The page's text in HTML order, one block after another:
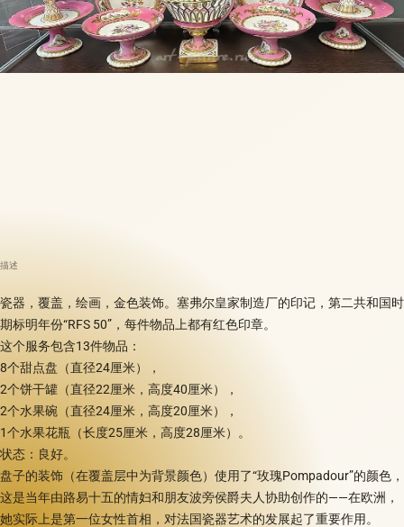
描述
瓷器，覆盖，绘画，金色装饰。塞弗尔皇家制造厂的印记，第二共和国时
期标明年份“RFS 50”，每件物品上都有红色印章。
这个服务包含13件物品：
8个甜点盘（直径24厘米），
2个饼干罐（直径22厘米，高度40厘米），
2个水果碗（直径24厘米，高度20厘米），
1个水果花瓶（长度25厘米，高度28厘米）。
状态：良好。
盘子的装饰（在覆盖层中为背景颜色）使用了“玫瑰Pompadour”的颜色，
这是当年由路易十五的情妇和朋友波旁侯爵夫人协助创作的——在欧洲，
她实际上是第一位女性首相，对法国瓷器艺术的发展起了重要作用。